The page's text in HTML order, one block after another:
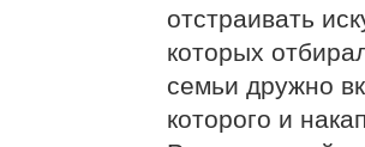
отстраивать
которых
семьи дружно
которого и